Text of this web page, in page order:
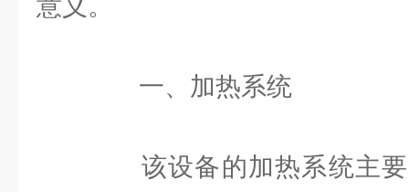
意义。
一、加热系统
该设备的加热系统主要